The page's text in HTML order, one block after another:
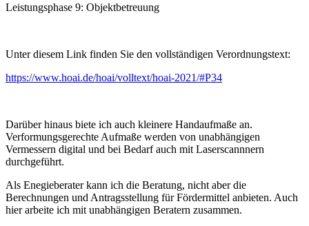
Leistungsphase 9: Objektbetreuung
Unter diesem Link finden Sie den vollständigen Verordnungstext:
https://www.hoai.de/hoai/volltext/hoai-2021/#P34
Darüber hinaus biete ich auch kleinere Handaufmaße an.
Verformungsgerechte Aufmaße werden von unabhängigen
Vermessern digital und bei Bedarf auch mit Laserscannnern
durchgeführt.
Als Enegieberater kann ich die Beratung, nicht aber die
Berechnungen und Antragsstellung für Fördermittel anbieten. Auch
hier arbeite ich mit unabhängigen Beratern zusammen.